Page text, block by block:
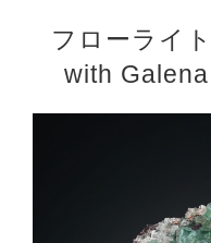
フローライ
with